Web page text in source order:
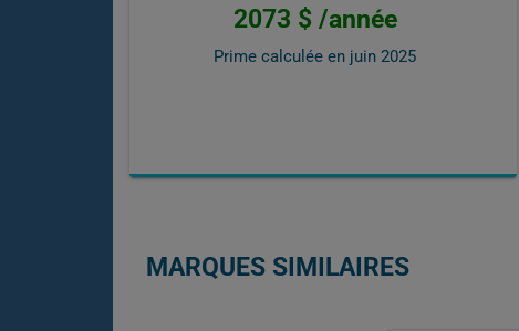
2073 $ /année
Prime calculée en juin 2025
MARQUES SIMILAIRES